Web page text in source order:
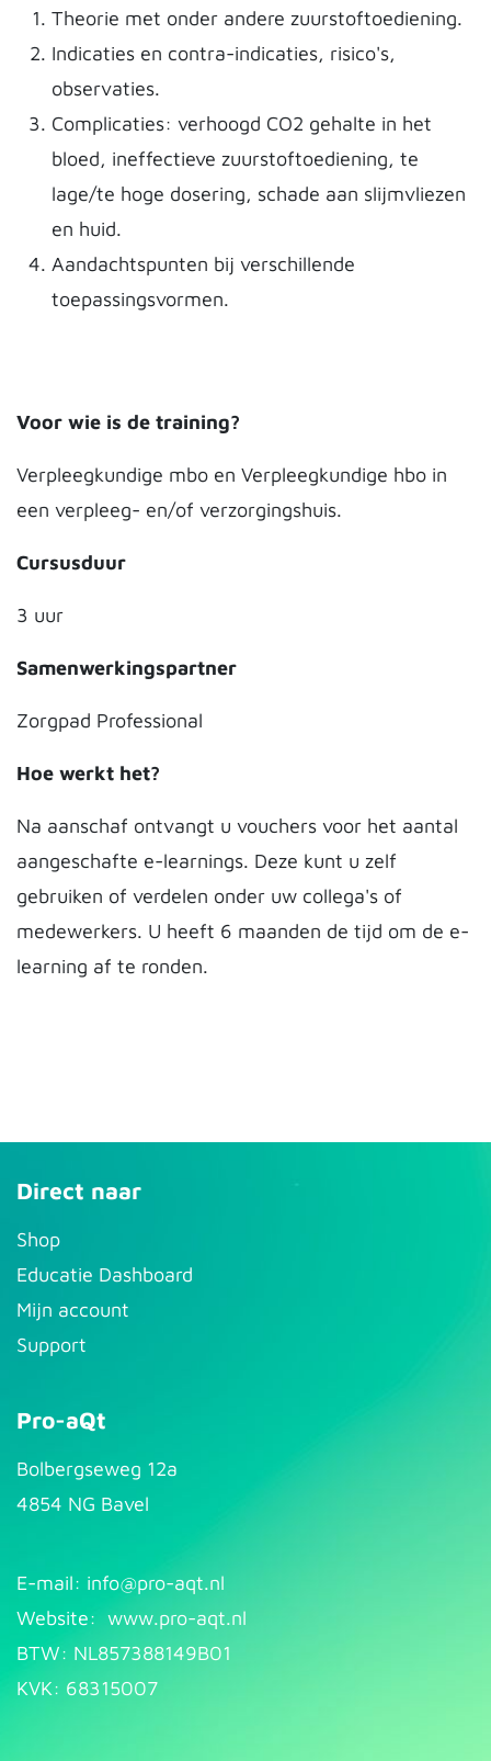
Theorie met onder andere zuurstoftoediening.
Indicaties en contra-indicaties, risico's,
observaties.
Complicaties: verhoogd CO2 gehalte in het
bloed, ineffectieve zuurstoftoediening, te
lage/te hoge dosering, schade aan slijmvliezen
en huid.
Aandachtspunten bij verschillende
toepassingsvormen.
Voor wie is de training?
Verpleegkundige mbo en Verpleegkundige hbo in
een verpleeg- en/of verzorgingshuis.
Cursusduur
3 uur
Samenwerkingspartner
Zorgpad Professional
Hoe werkt het?
Na aanschaf ontvangt u vouchers voor het aantal
aangeschafte e-learnings. Deze kunt u zelf
gebruiken of verdelen onder uw collega's of
medewerkers. U heeft 6 maanden de tijd om de e-
learning af te ronden.
Direct naar
S​hop
Educatie Dashboard
Mijn account
Support
Pro-aQt
Bolbergseweg 12a
4854 NG Bavel
E-mail: info@pr​o-aqt.nl
Website: www.pro-aqt.nl
BTW: NL857388149B01
KVK: 68315007